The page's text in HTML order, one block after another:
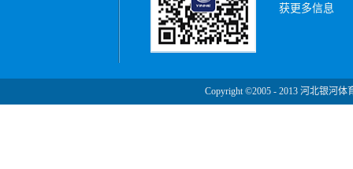
获更多信息
Copyright ©2005 - 2013 河北银河体